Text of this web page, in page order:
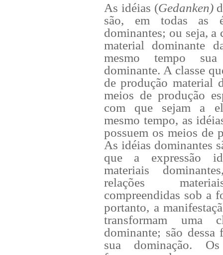
As idéias (Gedanken)
são, em todas as
dominantes; ou seja, a
material dominante
mesmo tempo
dominante. A classe
de produção material
meios de produção
com que sejam a
mesmo tempo, as
possuem os meios de
As idéias dominantes
que a expressão
materiais
relações
compreendidas sob a
portanto, a
transformam uma
dominante; são dessa
sua dominação.